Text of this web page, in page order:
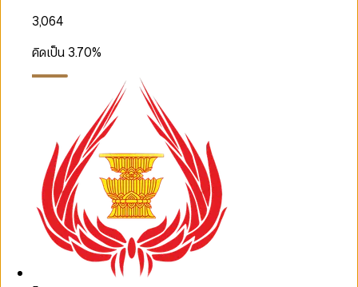
3,064
คิดเป็น 3.70%